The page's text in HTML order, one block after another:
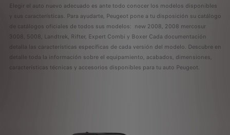
Elegir el auto nuevo adecuado es ante todo conocer los modelos disponibles
y sus características. Para ayudarte, Peugeot pone a tu disposición su catálogo
de catálogos oficiales de todos sus modelos: new 2008, 2008 mercosur
3008, 5008, Landtrek, Rifter, Expert Combi y Boxer Cada documentación
detalla las características específicas de cada versión del modelo. Descubre en
detalle toda la información sobre el equipamiento, acabados, dimensiones,
características técnicas y accesorios disponibles para tu auto Peugeot.